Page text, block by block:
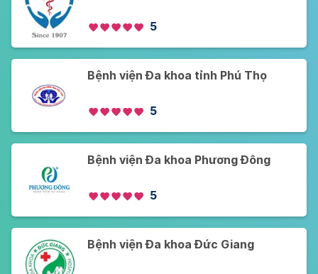
5
Bệnh viện Đa khoa tỉnh Phú Thọ
5
Bệnh viện Đa khoa Phương Đông
5
Bệnh viện Đa khoa Đức Giang